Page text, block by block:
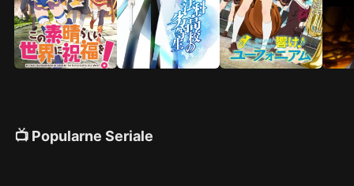
📺 Popularne Seriale